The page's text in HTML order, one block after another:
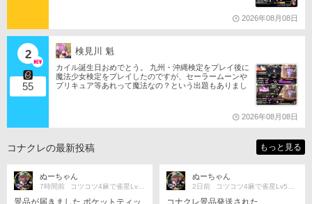
2026年08月08日
2
55
検見川 魁
カイル誕生日おめでとう。 九州・沖縄検定をプレイ後に
魔法少女検定をプレイしたのですが、セーラームーンや
プリキュア等あれって魔法なの？という出題もありまし
2026年08月08日
コナクレの最新投稿 もっと見る
ぬーちゃん
7時間前 コツコツ4麻で雀星Lv5目指す
景品が届きました ポケットティッ
ぬーちゃん
2日前 コツコツ4麻で雀星Lv5目指す
コナクレ景品発送された